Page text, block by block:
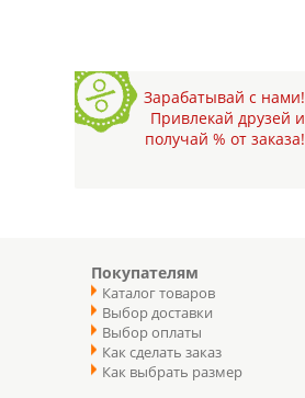
Зарабатывай с нами!
Привлекай друзей и
получай % от заказа!
Покупателям
Каталог товаров
Выбор доставки
Выбор оплаты
Как сделать заказ
Как выбрать размер